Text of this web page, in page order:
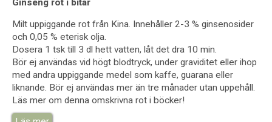
Milt uppiggande rot från Kina. Innehåller 2-3 % ginsenosider
och 0,05 % eterisk olja.
Dosera 1 tsk till 3 dl hett vatten, låt det dra 10 min.
Bör ej användas vid högt blodtryck, under graviditet eller ihop
med andra uppiggande medel som kaffe, guarana eller
liknande. Bör ej användas mer än tre månader utan uppehåll.
Läs mer om denna omskrivna rot i böcker!